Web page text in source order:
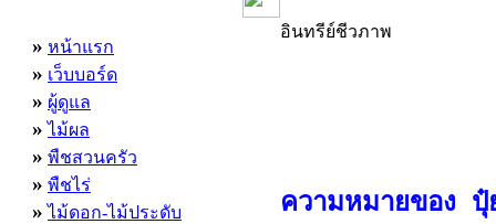
» หน้าแรก
» เว็บบอร์ด
» ผู้ดูแล
» ไม้ผล
» พืชสวนครัว
» พืชไร่
» ไม้ดอก-ไม้ประดับ
อินทรีย์ชีวภาพ
ความหมายของ